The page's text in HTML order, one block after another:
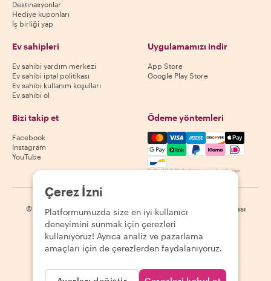
Destinasyonlar
Hediye kuponları
İş birliği yap
Ev sahipleri
Ev sahibi yardım merkezi
Ev sahibi iptal politikası
Ev sahibi kullanım koşulları
Ev sahibi ol
Uygulamamızı indir
App Store
Google Play Store
Bizi takip et
Facebook
Instagram
YouTube
Ödeme yöntemleri
Mastercard, Visa, Amex,
Kullanılabilirlik destinasyona göre değişir
© 2026 Withlocals.com Gizlilik Politikası | Site haritası
Çerez İzni
Platformumuzda size en iyi kullanıcı
deneyimini sunmak için çerezleri
kullanıyoruz! Ayrıca analiz ve pazarlama
amaçları için de çerezlerden faydalanıyoruz.